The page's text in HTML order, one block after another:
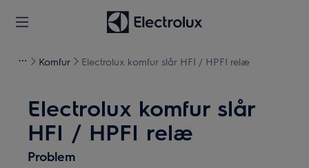
Komfur Electrolux komfur slår HFI / HPFI relæ
Electrolux komfur slår
HFI / HPFI relæ
Problem